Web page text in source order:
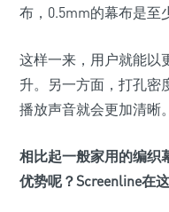
布，0.5mm的幕布是至
这样一来，用户就能以
升。另一方面，打孔密
播放声音就会更加清晰。
相比起一般家用的编织
优势呢？Screenline在